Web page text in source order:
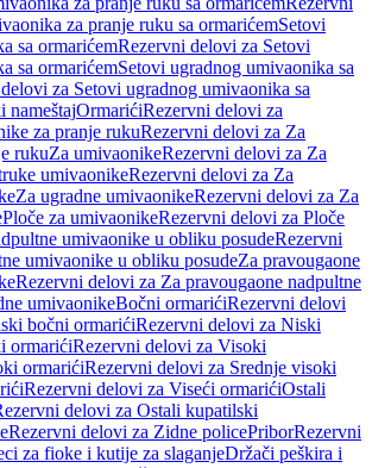
za pranje ruku sa ormarićemSetovi
sa ormarićemRezervni delovi za Setovi
sa ormarićemSetovi ugradnog umivaonika sa
za Setovi ugradnog umivaonika sa
nameštajOrmarićiRezervni delovi za
za pranje rukuRezervni delovi za Za
rukuZa umivaonikeRezervni delovi za Za
umivaonikeRezervni delovi za Za
Za ugradne umivaonikeRezervni delovi za Za
Ploče za umivaonikeRezervni delovi za Ploče
umivaonike u obliku posudeRezervni
umivaonike u obliku posudeZa pravougaone
Rezervni delovi za Za pravougaone nadpultne
umivaonikeBočni ormarićiRezervni delovi
bočni ormarićiRezervni delovi za Niski
ormarićiRezervni delovi za Visoki
ormarićiRezervni delovi za Srednje visoki
Rezervni delovi za Viseći ormarićiOstali
delovi za Ostali kupatilski
Rezervni delovi za Zidne policePriborRezervni
za fioke i kutije za slaganjeDržači peškira i